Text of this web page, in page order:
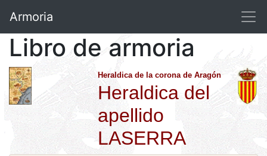
Armoria
Libro de armoria
Heraldica de la corona de Aragón
Heraldica del
apellido
LASERRA